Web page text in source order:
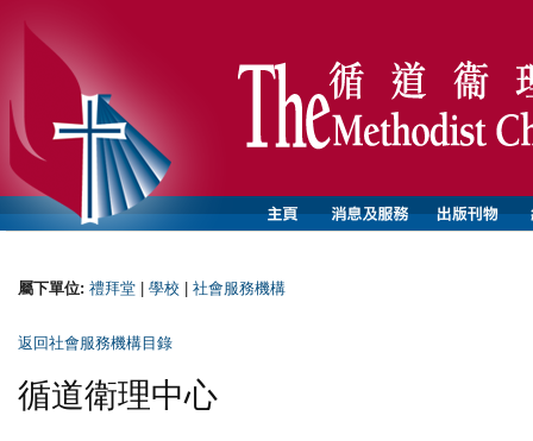
屬下單位: 禮拜堂 學校 社會服務機構
返回社會服務機構目錄
循道衛理中心